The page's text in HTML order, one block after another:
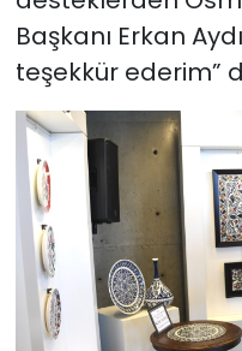
Başkanı Erkan
teşekkür ederim”